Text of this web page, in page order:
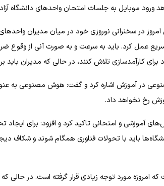
ورود موبایل به جلسات امتحان واحدهای دانشگاه
در سخنرانی نوروزی خود در میان مدیران واحدهای
عمل کرد. باید به سرعت و به صورت آنی از وقوع
برای کارآمدسازی تلاش کنند، در حالی که مدیران باید
آموزش اشاره کرد و گفت: هوش مصنوعی به عنوان
رخ نخواهد داد.
آموزشی و امتحانی تاکید کرد و افزود: برای ایجاد
باید با تحولات فناوری همگام شوند و
امروزه مورد توجه زیادی قرار گرفته است. در حالی